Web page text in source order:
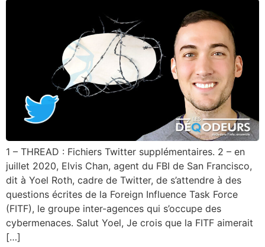
1 – THREAD : Fichiers Twitter supplémentaires. 2 – en
juillet 2020, Elvis Chan, agent du FBI de San Francisco,
dit à Yoel Roth, cadre de Twitter, de s’attendre à des
questions écrites de la Foreign Influence Task Force
(FITF), le groupe inter-agences qui s’occupe des
cybermenaces. Salut Yoel, Je crois que la FITF aimerait
[…]